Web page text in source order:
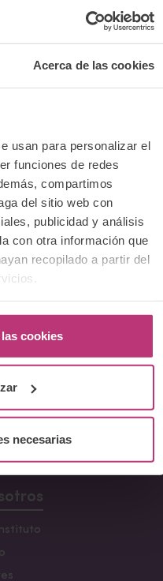
Acerca de las cookies
usan para personalizar el
funciones de redes
compartimos
del sitio web con
publicidad y análisis
con otra información que
recopilado a partir del
cookies
necesarias
cerebro materno a